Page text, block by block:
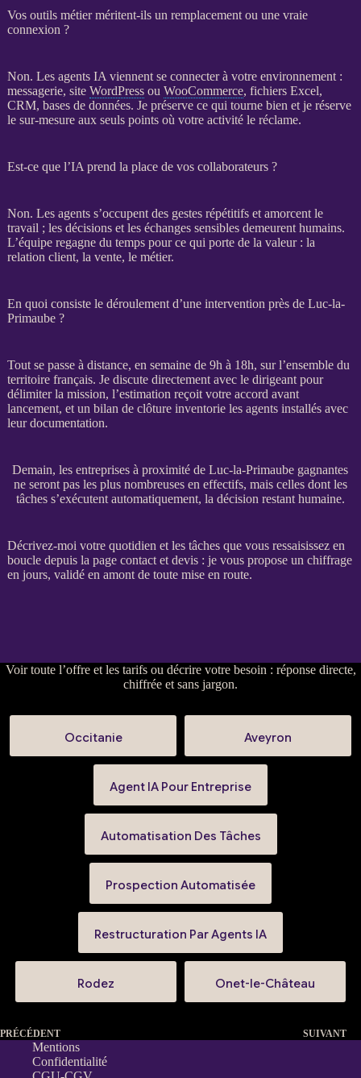
Vos outils métier méritent-ils un remplacement ou une vraie
connexion ?
Non. Les agents IA viennent se connecter à votre environnement :
messagerie, site WordPressou WooCommerce, fichiers Excel,
CRM, bases de données. Je préserve ce qui tourne bien et je réserve
le sur-mesure aux seuls points où votre activité le réclame.
Est-ce que l’IA prend la place de vos collaborateurs ?
Non. Les agentss’occupent des gestes répétitifs et amorcent le
travail ; les décisions et les échanges sensibles demeurent humains.
L’équipe regagne du temps pour ce qui porte de la valeur : la
relation client, la vente, le métier.
En quoi consiste le déroulement d’une intervention près de Luc-la-
Primaube ?
Tout se passe à distance, en semaine de 9h à 18h, sur l’ensemble du
territoire français. Je discute directement avec le dirigeant pour
délimiter la mission, l’estimation reçoit votre accord avant
lancement, et un bilan de clôture inventorie les agentsinstallés avec
leur documentation.
Demain, les entreprises à proximité de Luc-la-Primaube gagnantes
ne seront pas les plus nombreuses en effectifs, mais celles dont les
tâches s’exécutent automatiquement, la décision restant humaine.
Décrivez-moi votre quotidien et les tâches que vous ressaisissez en
boucle depuis la page contact et devis: je vous propose un chiffrage
en jours, validé en amont de toute mise en route.
Voirtoute l’offre et les tarifsou décrire votre besoin : réponse directe,
chiffrée et sans jargon.
Occitanie Aveyron
Agent IA Pour Entreprise
Automatisation Des Tâches
Prospection Automatisée
Restructuration Par Agents IA
Rodez Onet-le-Château
PRÉCÉDENT SUIVANT
Mentions
Confidentialité